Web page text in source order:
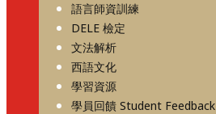
語言師資訓練
DELE 檢定
文法解析
西語文化
學習資源
學員回饋 Student Feedback